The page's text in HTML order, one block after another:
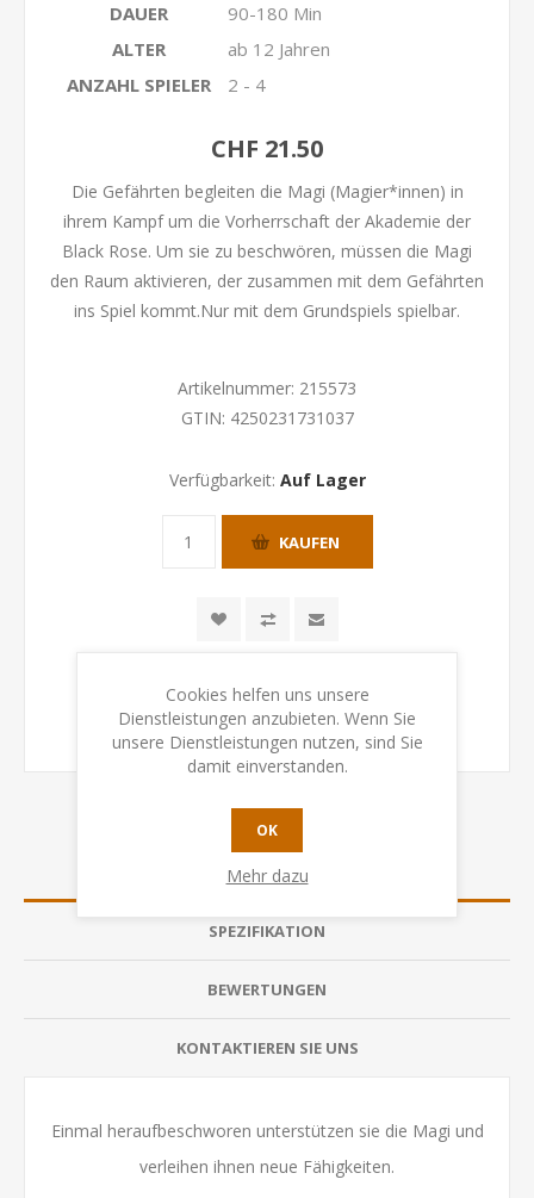
DAUER
90-180 Min
ALTER
ab 12 Jahren
ANZAHL SPIELER
2 - 4
CHF 21.50
Die Gefährten begleiten die Magi (Magier*innen) in
ihrem Kampf um die Vorherrschaft der Akademie der
Black Rose. Um sie zu beschwören, müssen die Magi
den Raum aktivieren, der zusammen mit dem Gefährten
ins Spiel kommt.Nur mit dem Grundspiels spielbar.
Artikelnummer: 215573
GTIN: 4250231731037
Verfügbarkeit: Auf Lager
KAUFEN
ÜBERSICHT
SPEZIFIKATION
BEWERTUNGEN
KONTAKTIEREN SIE UNS
Einmal heraufbeschworen unterstützen sie die Magi und
verleihen ihnen neue Fähigkeiten.
Cookies helfen uns unsere
Dienstleistungen anzubieten. Wenn Sie
unsere Dienstleistungen nutzen, sind Sie
damit einverstanden.
OK
Mehr dazu